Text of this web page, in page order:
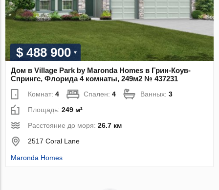
$ 488 900
Дом в Village Park by Maronda Homes в Грин-Коув-
Спрингс, Флорида 4 комнаты, 249м2 № 437231
Комнат:4 Спален:4 Ванных:3
Площадь:249 м²
Расстояние до моря:26.7 км
2517 Coral Lane
Maronda Homes